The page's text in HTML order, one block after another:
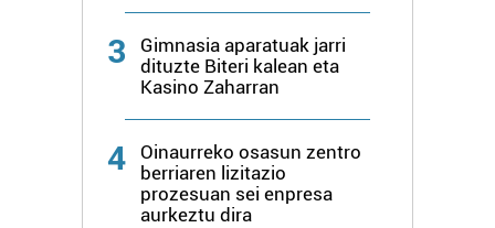
3
Gimnasia aparatuak jarri
dituzte Biteri kalean eta
Kasino Zaharran
4
Oinaurreko osasun zentro
berriaren lizitazio
prozesuan sei enpresa
aurkeztu dira